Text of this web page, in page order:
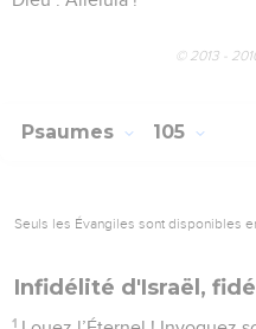
10
12 Ils n’étaient qu’un petit
(Dieu) ne permit à
« Ne maltraitez pas ceux
touchez pas à ceux qui sont